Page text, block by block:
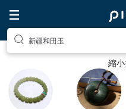
新疆和田玉
縮